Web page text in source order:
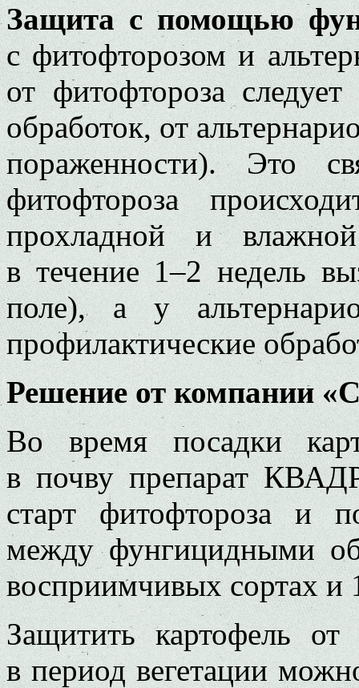
Защита с помощью
с фитофторозом и
от фитофтороза
обработок, от
пораженности). Это
фитофтороза
прохладной и
в течение 1–2 недель
поле), а у
профилактические
Решение от компании
Во время посадки
в почву препарат
старт фитофтороза и
между фунгицидными
восприимчивых сортах и
Защитить картофель от
в период вегетации